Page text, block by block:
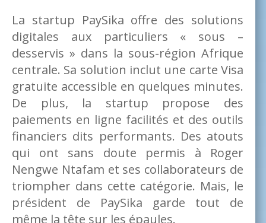
La startup PaySika offre des solutions
digitales aux particuliers « sous –
desservis » dans la sous-région Afrique
centrale. Sa solution inclut une carte Visa
gratuite accessible en quelques minutes.
De plus, la startup propose des
paiements en ligne facilités et des outils
financiers dits performants. Des atouts
qui ont sans doute permis à Roger
Nengwe Ntafam et ses collaborateurs de
triompher dans cette catégorie. Mais, le
président de PaySika garde tout de
même la tête sur les épaules.